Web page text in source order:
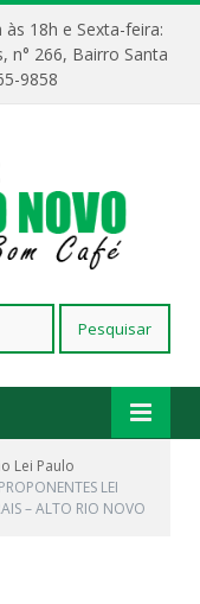
18h e Sexta-feira:
n° 266, Bairro Santa
9858
Lei Paulo
LEI
– ALTO RIO NOVO